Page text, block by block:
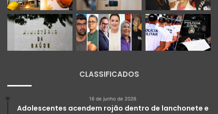
CLASSIFICADOS
16 de junho de 2026
Adolescentes acendem rojão dentro de lanchonete e